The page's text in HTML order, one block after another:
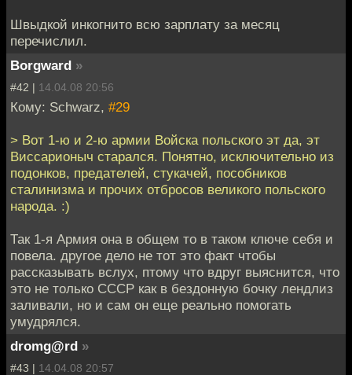
Швыдкой инкогнито всю зарплату за месяц
перечислил.
Borgward »
#42 | 14.04.08 20:56
Кому: Schwarz, #29
> Вот 1-ю и 2-ю армии Войска польского эт да, эт
Виссарионыч старался. Понятно, исключительно из
подонков, предателей, стукачей, пособников
сталинизма и прочих отбросов великого польского
народа. :)
Так 1-я Армия она в общем то в таком ключе себя и
повела. другое дело не тот это факт чтобы
рассказывать вслух, птому что вдруг выяснится, что
это не только СССР как в бездонную бочку лендлиз
заливали, но и сам он еще реально помогать
умудрялся.
dromg@rd »
#43 | 14.04.08 20:57